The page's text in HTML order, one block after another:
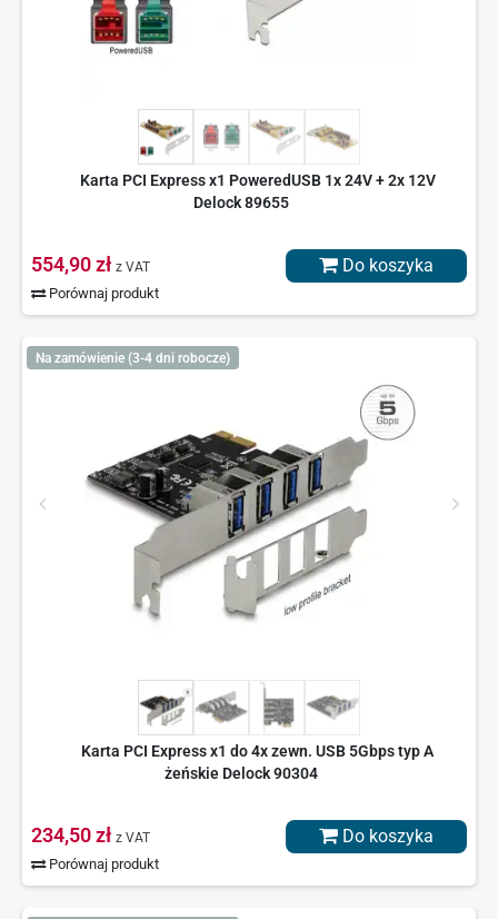
Karta PCI Express x1 PoweredUSB 1x 24V + 2x 12V
Delock 89655
554,90 zł z VAT
Porównaj produkt
Do koszyka
Na zamówienie (3-4 dni robocze)
Karta PCI Express x1 do 4x zewn. USB 5Gbps typ A
żeńskie Delock 90304
234,50 zł z VAT
Porównaj produkt
Do koszyka